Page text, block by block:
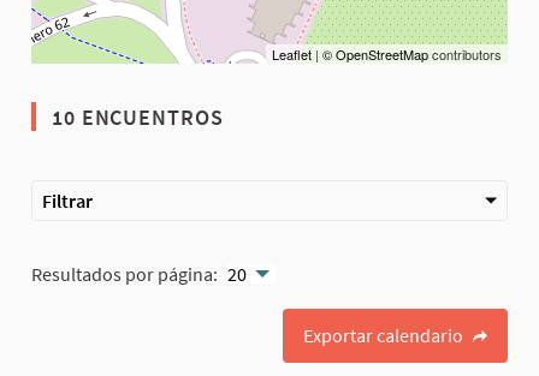
Leaflet | © OpenStreetMapcontributors
10 ENCUENTROS
Filtrar
Resultados por página: 20
Exportar calendario